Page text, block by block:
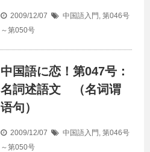
2009/12/07 中国語入門 , 第046号
～第050号
中国語に恋！第047号：
名詞述語文 （名词谓
语句）
2009/12/07 中国語入門 , 第046号
～第050号